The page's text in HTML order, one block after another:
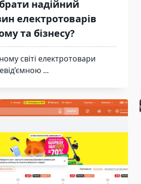
надійний
електротоварів
та бізнесу?
світі електротовари
...